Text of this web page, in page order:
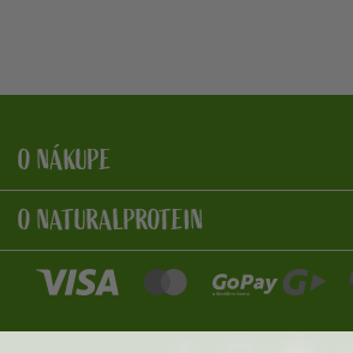
O NÁKUPE
O NATURALPROTEIN
NaturalProtein Poradca